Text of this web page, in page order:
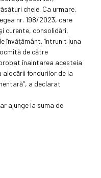
cheie. Ca urmare,
nr. 198/2023, care
curente, consolidări,
învăţământ, întrunit luna
de către
înaintarea acesteia
fondurilor de la
a declarat
ajunge la suma de